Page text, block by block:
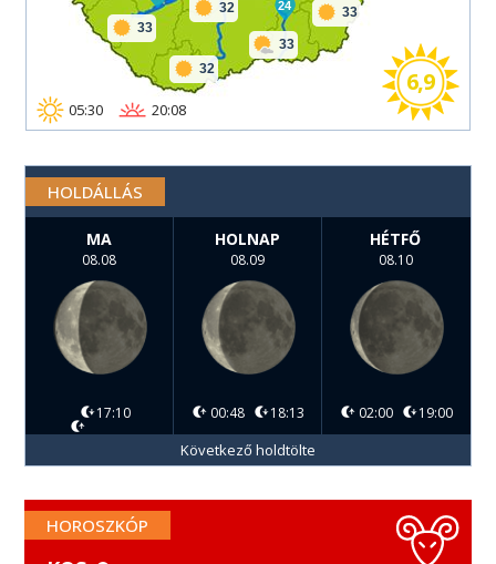
33
32
32
33
33
24
05:30 20:08
6,9
HOLDÁLLÁS
MA
08.08
17:10
HOLNAP
08.09
00:48 18:13
HÉTFŐ
08.10
02:00 19:00
Következő holdtölte
HOROSZKÓP